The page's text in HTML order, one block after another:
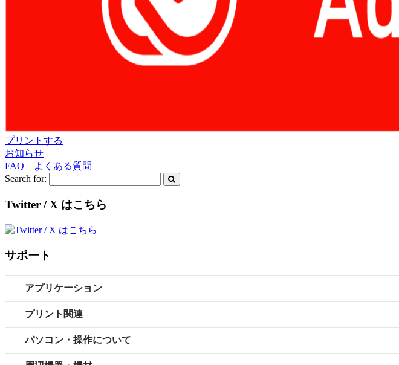
プリントする
お知らせ
FAQ よくある質問
Search for:
Twitter / X はこちら
サポート
アプリケーション
プリント関連
パソコン・操作について